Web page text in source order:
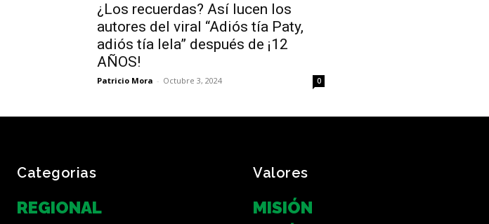
¿Los recuerdas? Así lucen los
autores del viral “Adiós tía Paty,
adiós tía lela” después de ¡12
AÑOS!
Patricio Mora - Octubre 3, 2024 0
Categorias
REGIONAL
Valores
MISIÓN